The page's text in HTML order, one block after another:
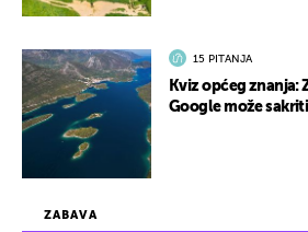
ZABAVA
15 PITANJA
Kviz općeg znanja:
Google može sakriti